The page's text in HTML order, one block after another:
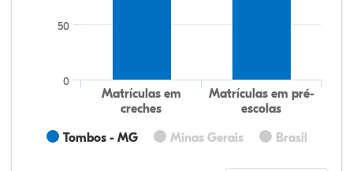
Tombos - MG Minas Gerais Brasil
Matrículas em
creches
Matrículas em pré-
escolas
0
50